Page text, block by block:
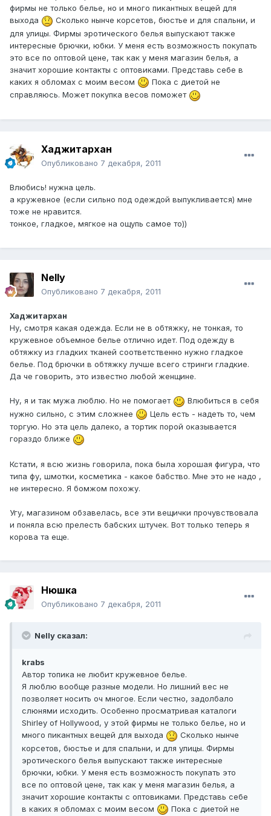
фирмы не только белье, но и много пикантных вещей для
выхода
Сколько нынче корсетов, бюстье и для спальни, и
для улицы. Фирмы эротического белья выпускают также
интересные брючки, юбки. У меня есть возможность покупать
это все по оптовой цене, так как у меня магазин белья, а
значит хорошие контакты с оптовиками. Представь себе в
каких я обломах с моим весом
Пока с диетой не
справляюсь. Может покупка весов поможет
Хаджитархан
Опубликовано 7 декабря, 2011
Влюбись! нужна цель.
а кружевное (если сильно под одеждой выпукливается) мне
тоже не нравится.
тонкое, гладкое, мягкое на ощупь самое то))
Nelly
Опубликовано 7 декабря, 2011
Хаджитархан
Ну, смотря какая одежда. Если не в обтяжку, не тонкая, то
кружевное объемное белье отлично идет. Под одежду в
обтяжку из гладких тканей соответственно нужно гладкое
белье. Под брючки в обтяжку лучше всего стринги гладкие.
Да че говорить, это известно любой женщине.
Ну, я и так мужа люблю. Но не помогает
Влюбиться в себя
нужно сильно, с этим сложнее
Цель есть - надеть то, чем
торгую. Но эта цель далеко, а тортик порой оказывается
гораздо ближе
Кстати, я всю жизнь говорила, пока была хорошая фигура, что
типа фу, шмотки, косметика - какое бабство. Мне это не надо ,
не интересно. Я бомжом похожу.
Угу, магазином обзавелась, все эти вещички прочувствовала
и поняла всю прелесть бабских штучек. Вот только теперь я
корова та еще.
Нюшка
Опубликовано 7 декабря, 2011
Nelly сказал:
krabs
Автор топика не любит кружевное белье.
Я люблю вообще разные модели. Но лишний вес не
позволяет носить оч многое. Если честно, задолбало
слюнями исходить. Особенно просматривая каталоги
Shirley of Hollywood, у этой фирмы не только белье, но и
много пикантных вещей для выхода
Сколько нынче
корсетов, бюстье и для спальни, и для улицы. Фирмы
эротического белья выпускают также интересные
брючки, юбки. У меня есть возможность покупать это
все по оптовой цене, так как у меня магазин белья, а
значит хорошие контакты с оптовиками. Представь себе
в каких я обломах с моим весом
Пока с диетой не